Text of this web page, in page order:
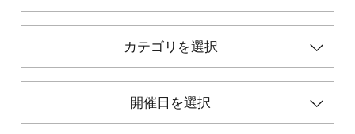
マイページ
初めての加賀温泉郷
カテゴリを選択
開催日を選択